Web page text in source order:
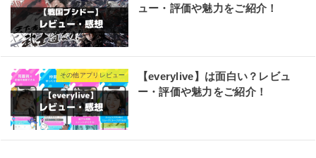
ュー・評価や魅力をご紹介！
その他アプリレビュー
【everylive】は面白い？レビュ
ー・評価や魅力をご紹介！